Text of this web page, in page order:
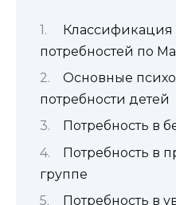
Классификация
потребностей по
Основные
потребности детей
Потребность в
Потребность в
группе
Потребность в